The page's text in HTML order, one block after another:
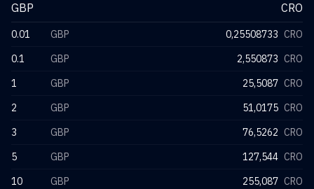
GBP
CRO
0.01 GBP 0,25508733 CRO
0.1
GBP 2,550873 CRO
1
GBP 25,5087 CRO
2
GBP 51,0175 CRO
3
GBP 76,5262 CRO
5
GBP 127,544 CRO
10
GBP 255,087 CRO